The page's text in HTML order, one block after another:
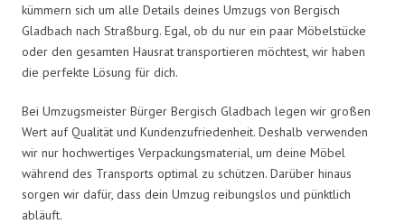
kümmern sich um alle Details deines Umzugs von Bergisch
Gladbach nach Straßburg. Egal, ob du nur ein paar Möbelstücke
oder den gesamten Hausrat transportieren möchtest, wir haben
die perfekte Lösung für dich.
Bei Umzugsmeister Bürger Bergisch Gladbach legen wir großen
Wert auf Qualität und Kundenzufriedenheit. Deshalb verwenden
wir nur hochwertiges Verpackungsmaterial, um deine Möbel
während des Transports optimal zu schützen. Darüber hinaus
sorgen wir dafür, dass dein Umzug reibungslos und pünktlich
abläuft.